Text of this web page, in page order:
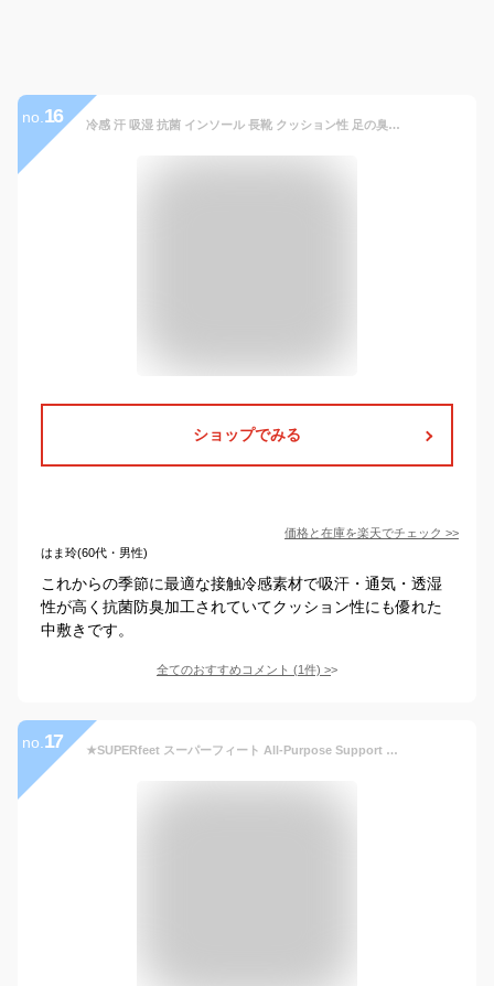
no. 16 冷感 汗 吸湿 抗菌 インソール 長靴 クッション性 足の臭い対策 中敷き 涼しい 通気性 防臭 素足 パンプス スニーカー 8足入り 素足用 中敷 低反発 運動靴 消臭 ひんやり ラバーシューズ 放湿 素足用 素足 衝撃吸収 薄い 薄手 立ち仕事 メンズ レディース
ショップでみる
価格と在庫を楽天でチェック >>
はま玲(60代・男性)
これからの季節に最適な接触冷感素材で吸汗・通気・透湿
性が高く抗菌防臭加工されていてクッション性にも優れた
中敷きです。
全てのおすすめコメント (1件) >
no. 17 ★SUPERfeet スーパーフィート All-Purpose Support Medium Arch オールパーパスサポートミディアムアーチ Blue 【 インソール 中敷き シューズ 衝撃吸収 ウォーキング アウトドア 】